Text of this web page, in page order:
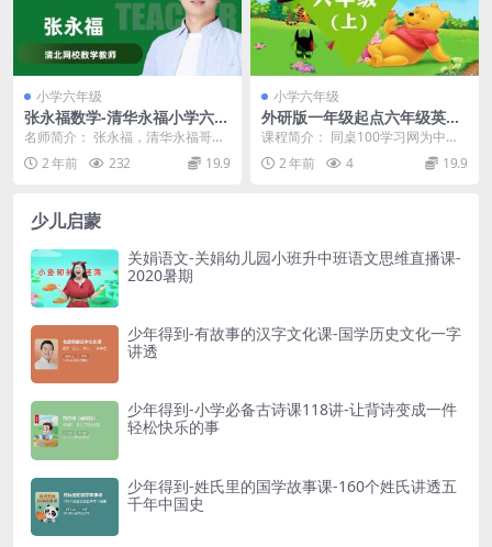
│ ├─ 013 .mp4 [123.82MB]
│ ├─ 014 .mp4 [172.52MB]
│ ├─ 015 .mp4 [159.59MB]
│ ├─ 016 .mp4 [119.62MB]
│ ├─ 017 .mp4 [117.22MB]
│ ├─ 018 .mp4 [113.28MB]
│ ├─ 020 .mp4 [200.56MB]
│ ├─ 021 .mp4 [128.51MB]
│ ├─ 022 .mp4 [114.86MB]
│ ├─ 023 .mp4 [135.64MB]
│ ├─ 024 .mp4 [136.02MB]
│ ├─ 025 .mp4 [111.93MB]
│ ├─ 026 .mp4 [119.64MB]
│ ├─ 027 .mp4 [174.58MB]
│ ├─ 028 .mp4 [171.08MB]
│ ├─ 029 .mp4 [123.16MB]
│ ├─ 030 .mp4 [152.15MB]
小学六年级
张永福数学-清华永福小学六年
级数学思维拓展系列课程(秋季
名师简介： 张永福，清华永福哥，
12 年教学经验，毕业于清华大学数
学系，省级高考...
2 年前 232 19.9
小学六年级
外研版一年级起点六年级英语
上学期同步课程
课程简介： 同桌100学习网为中小
学生、高中生提供语文、数学、英
语、奥数等各学科...
2 年前 4 19.9
少儿启蒙
关娟语文-关娟幼儿园小班升中班语文思维直播课-
2020暑期
少年得到-有故事的汉字文化课-国学历史文化一字
讲透
少年得到-小学必备古诗课118讲-让背诗变成一件
轻松快乐的事
少年得到-姓氏里的国学故事课-160个姓氏讲透五
千年中国史